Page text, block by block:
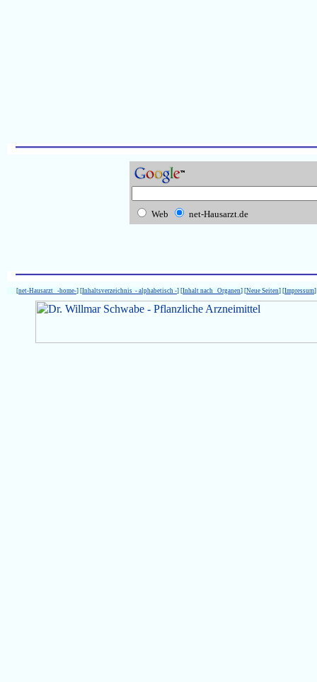
Web net-Hausarzt.de
[net-Hausarzt -home-] [Inhaltsverzeichnis - alphabetisch -] [Inhalt nach Organen] [Neue Seiten] [Impressum]